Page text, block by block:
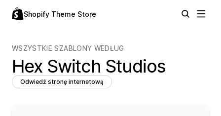
Shopify Theme Store
WSZYSTKIE SZABLONY WEDŁUG
Hex Switch Studios
Odwiedź stronę internetową